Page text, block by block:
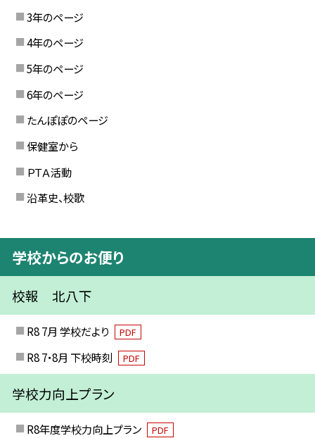
3年のページ
4年のページ
5年のページ
6年のページ
たんぽぽのページ
保健室から
ＰＴＡ活動
沿革史、校歌
学校からのお便り
校報 北八下
R8 7月 学校だより PDF
R8 7・8月 下校時刻 PDF
学校力向上プラン
R8年度学校力向上プラン PDF